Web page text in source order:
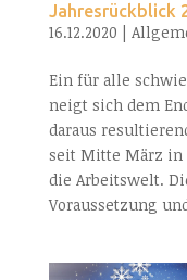
Jahresrückblick
16.12.2020 |
Ein für alle
neigt sich dem
daraus
seit Mitte März in
die Arbeitswelt.
Voraussetzung